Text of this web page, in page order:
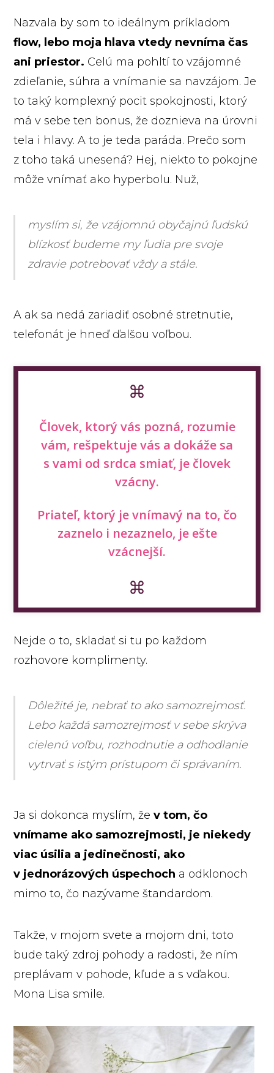
Nazvala by som to ideálnym príkladom
flow, lebo moja hlava vtedy nevníma čas
ani priestor. Celú ma pohltí to vzájomné
zdieľanie, súhra a vnímanie sa navzájom. Je
to taký komplexný pocit spokojnosti, ktorý
má v sebe ten bonus, že doznieva na úrovni
tela i hlavy. A to je teda paráda. Prečo som
z toho taká unesená? Hej, niekto to pokojne
môže vnímať ako hyperbolu. Nuž,
myslím si, že vzájomnú obyčajnú ľudskú
blízkosť budeme my ľudia pre svoje
zdravie potrebovať vždy a stále.
A ak sa nedá zariadiť osobné stretnutie,
telefonát je hneď ďalšou voľbou.
Človek, ktorý vás pozná, rozumie
vám, rešpektuje vás a dokáže sa
s vami od srdca smiať, je človek
vzácny.
Priateľ, ktorý je vnímavý na to, čo
zaznelo i nezaznelo, je ešte
vzácnejší.
Nejde o to, skladať si tu po každom
rozhovore komplimenty.
Dôležité je, nebrať to ako samozrejmosť.
Lebo každá samozrejmosť v sebe skrýva
cielenú voľbu, rozhodnutie a odhodlanie
vytrvať s istým prístupom či správaním.
Ja si dokonca myslím, žev tom, čo
vnímame ako samozrejmosti, je niekedy
viac úsilia a jedinečnosti, ako
v jednorázových úspechoch a odklonoch
mimo to, čo nazývame štandardom.
Takže, v mojom svete a mojom dni, toto
bude taký zdroj pohody a radosti, že ním
preplávam v pohode, kľude a s vďakou.
Mona Lisa smile.